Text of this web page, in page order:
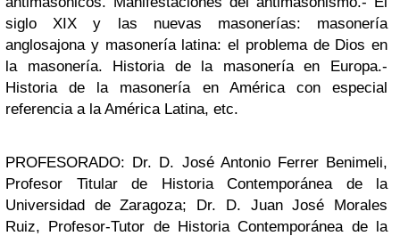
siglo XIX y las nuevas masonerías: masonería
anglosajona y masonería latina: el problema de Dios en
la masonería. Historia de la masonería en Europa.-
Historia de la masonería en América con especial
referencia a la América Latina, etc.
PROFESORADO: Dr. D. José Antonio Ferrer Benimeli,
Profesor Titular de Historia Contemporánea de la
Universidad de Zaragoza; Dr. D. Juan José Morales
Ruiz, Profesor-Tutor de Historia Contemporánea de la